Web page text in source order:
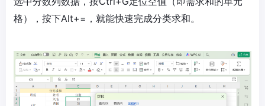
格），按下Alt+=，就能快速完成分类求和。